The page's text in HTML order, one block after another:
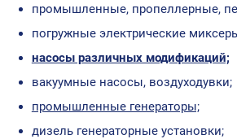
промышленные, пропеллерные,
погружные электрические
насосы различных модификаций;
вакуумные насосы, воздуходувки;
промышленные генераторы;
дизель генераторные установки;